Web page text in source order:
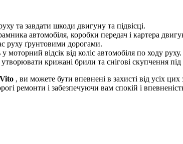
та завдати шкоди двигуну та підвісці.
автомобіля, коробки передач і картера
руху ґрунтовими дорогами.
відсік від коліс автомобіля по ходу руху.
крижані брили та снігові скупчення
, ви можете бути впевнені в захисті від усіх
ремонти і забезпечуючи вам спокій і